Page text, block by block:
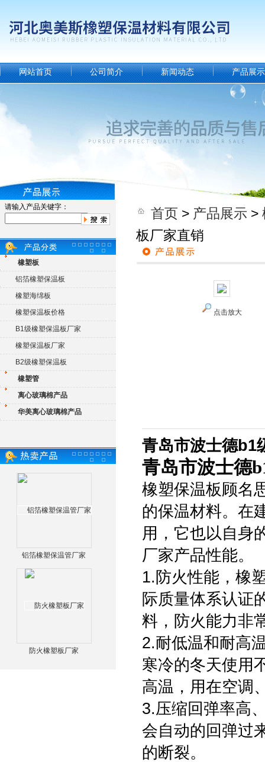
网站首页 公司简介 新闻动态 产品展示
请输入产品关键字：
橡塑板
铝箔橡塑保温板
橡塑海绵板
橡塑保温板价格
B1级橡塑保温板厂家
橡塑保温板厂家
B2级橡塑保温板
橡塑管
离心玻璃棉产品
华美离心玻璃棉产品
铝箔橡塑保温管厂家
防火橡塑板厂家
首页 > 产品展示 >
板厂家直销
点击放大
青岛市波士德b1
青岛市波士德
橡塑保温板顾名
的保温材料。在
用，它也以自身
厂家产品性能。
1.防火性能，橡
际质量体系认证
料，防火能力非
2.耐低温和耐高
寒冷的冬天使用
高温，用在空调
3.压缩回弹率高
会自动的回弹过
的断裂。